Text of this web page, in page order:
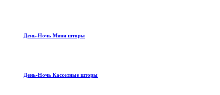
День-Ночь Мини шторы
День-Ночь Кассетные шторы